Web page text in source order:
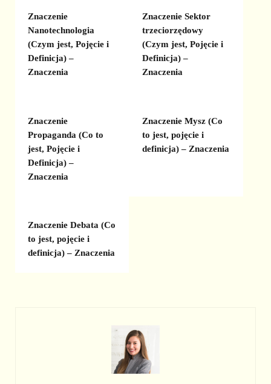
Znaczenie
Nanotechnologia
(Czym jest, Pojęcie i
Definicja) –
Znaczenia
Znaczenie Sektor
trzeciorzędowy
(Czym jest, Pojęcie i
Definicja) –
Znaczenia
Znaczenie
Propaganda (Co to
jest, Pojęcie i
Definicja) –
Znaczenia
Znaczenie Mysz (Co
to jest, pojęcie i
definicja) – Znaczenia
Znaczenie Debata (Co
to jest, pojęcie i
definicja) – Znaczenia